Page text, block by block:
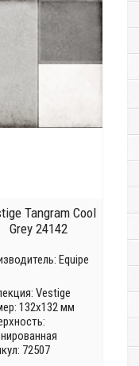
Tangram Cool
Grey 24142
Equipe
Vestige
132x132 мм
72507